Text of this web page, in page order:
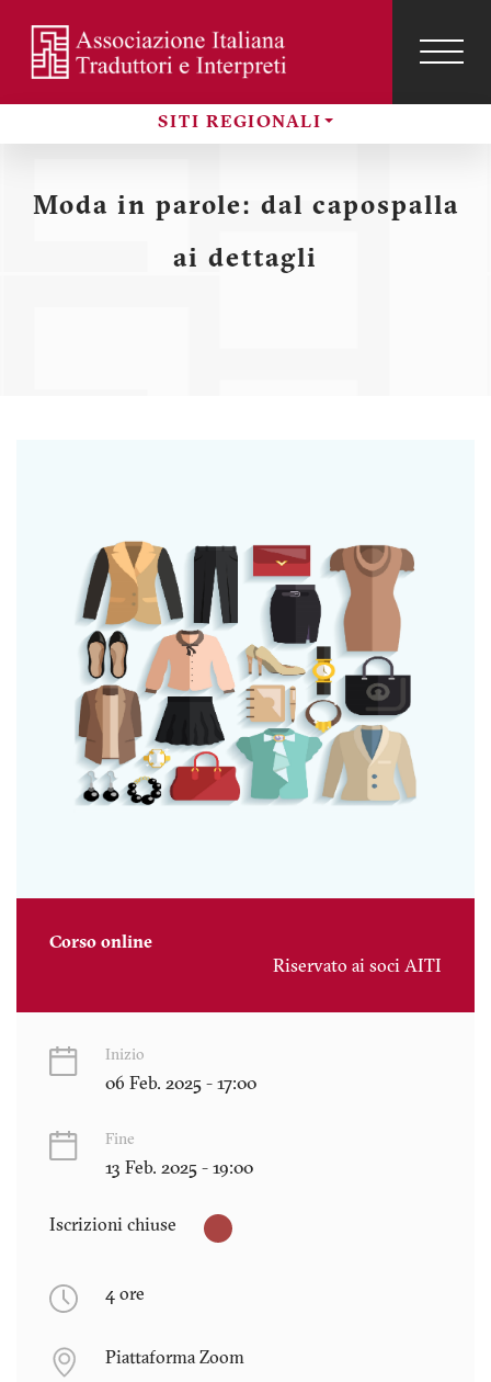
contenuto
principale
SITI REGIONALI
Menu
profilo
utente
Moda in parole: dal capospalla
ai dettagli
Corso online
Riservato ai soci AITI
Inizio
06 Feb. 2025 - 17:00
Fine
13 Feb. 2025 - 19:00
Iscrizioni chiuse
4 ore
Piattaforma Zoom